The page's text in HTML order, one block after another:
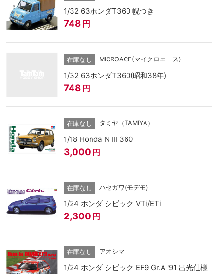
1/32 63ホンダT360 幌つき
748 円
在庫なし MICROACE(マイクロエース)
1/32 63ホンダT360(昭和38年)
748 円
在庫なし タミヤ（TAMIYA）
1/18 Honda N III 360
3,000 円
在庫なし ハセガワ(モデモ)
1/24 ホンダ シビック VTi/ETi
2,300 円
在庫なし アオシマ
1/24 ホンダ シビック EF9 Gr.A '91 出光仕様